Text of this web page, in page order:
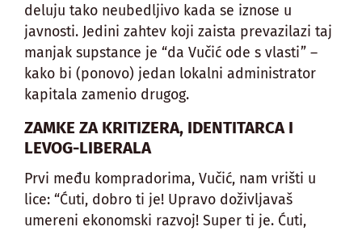
deluju tako neubedljivo kada se iznose u
javnosti. Jedini zahtev koji zaista prevazilazi taj
manjak supstance je “da Vučić ode s vlasti” –
kako bi (ponovo) jedan lokalni administrator
kapitala zamenio drugog.
ZAMKE ZA KRITIZERA, IDENTITARCA I
LEVOG-LIBERALA
Prvi među kompradorima, Vučić, nam vrišti u
lice: “Ćuti, dobro ti je! Upravo doživljavaš
umereni ekonomski razvoj! Super ti je. Ćuti,